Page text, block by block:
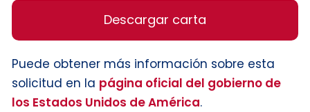
Descargar carta
Puede obtener más información sobre esta
solicitud en la página oficial del gobierno de
los Estados Unidos de América.